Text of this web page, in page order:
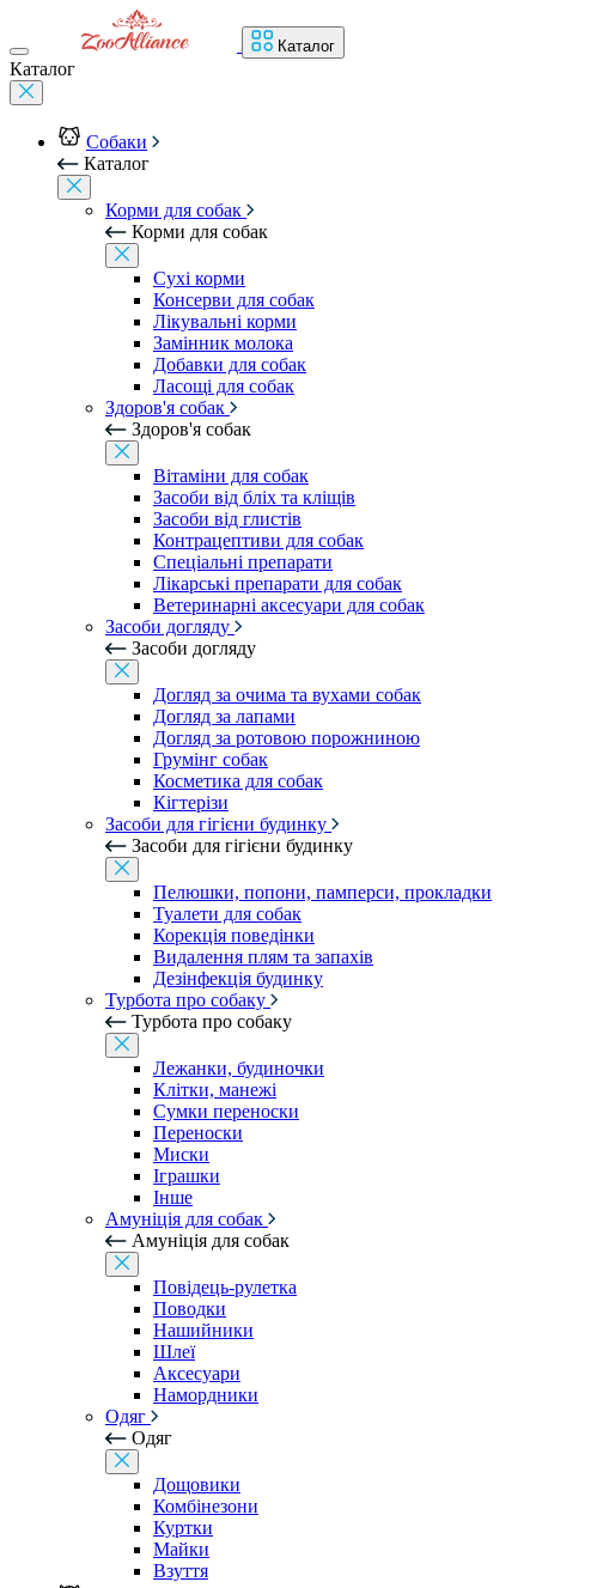
Каталог
Каталог
Собаки
Каталог
Корми для собак
Корми для собак
Сухі корми
Консерви для собак
Лікувальні корми
Замінник молока
Добавки для собак
Ласощі для собак
Здоров'я собак
Здоров'я собак
Вітаміни для собак
Засоби від бліх та кліщів
Засоби від глистів
Контрацептиви для собак
Спеціальні препарати
Лікарські препарати для собак
Ветеринарні аксесуари для собак
Засоби догляду
Засоби догляду
Догляд за очима та вухами собак
Догляд за лапами
Догляд за ротовою порожниною
Грумінг собак
Косметика для собак
Кігтерізи
Засоби для гігієни будинку
Засоби для гігієни будинку
Пелюшки, попони, памперси, прокладки
Туалети для собак
Корекція поведінки
Видалення плям та запахів
Дезінфекція будинку
Турбота про собаку
Турбота про собаку
Лежанки, будиночки
Клітки, манежі
Сумки переноски
Переноски
Миски
Іграшки
Інше
Амуніція для собак
Амуніція для собак
Повідець-рулетка
Поводки
Нашийники
Шлеї
Аксесуари
Намордники
Одяг
Одяг
Дощовики
Комбінезони
Куртки
Майки
Взуття